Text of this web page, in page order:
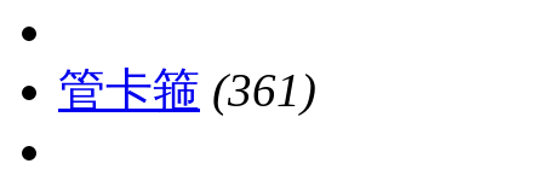
管卡箍 (361)